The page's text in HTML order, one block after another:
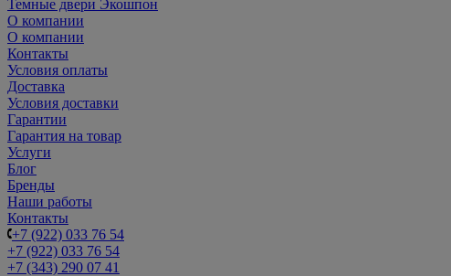
Темные двери Экошпон
О компании
О компании
Контакты
Условия оплаты
Доставка
Условия доставки
Гарантии
Гарантия на товар
Услуги
Блог
Бренды
Наши работы
Контакты
+7 (922) 033 76 54
+7 (922) 033 76 54
+7 (343) 290 07 41